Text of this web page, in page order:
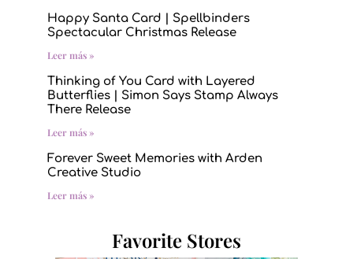
Happy Santa Card | Spellbinders
Spectacular Christmas Release
Leer más »
Thinking of You Card with Layered
Butterflies | Simon Says Stamp Always
There Release
Leer más »
Forever Sweet Memories with Arden
Creative Studio
Leer más »
Favorite Stores